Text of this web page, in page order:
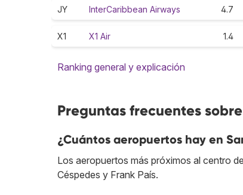
JY InterCaribbean Airways 4.7
X1 X1 Air 1.4
Ranking general y explicación
Preguntas frecuentes
¿Cuántos aeropuertos hay en
Los aeropuertos más próximos al centro
Céspedes y Frank País.